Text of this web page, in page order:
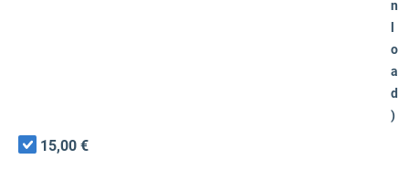
n
o
a
d
)
15,00 €